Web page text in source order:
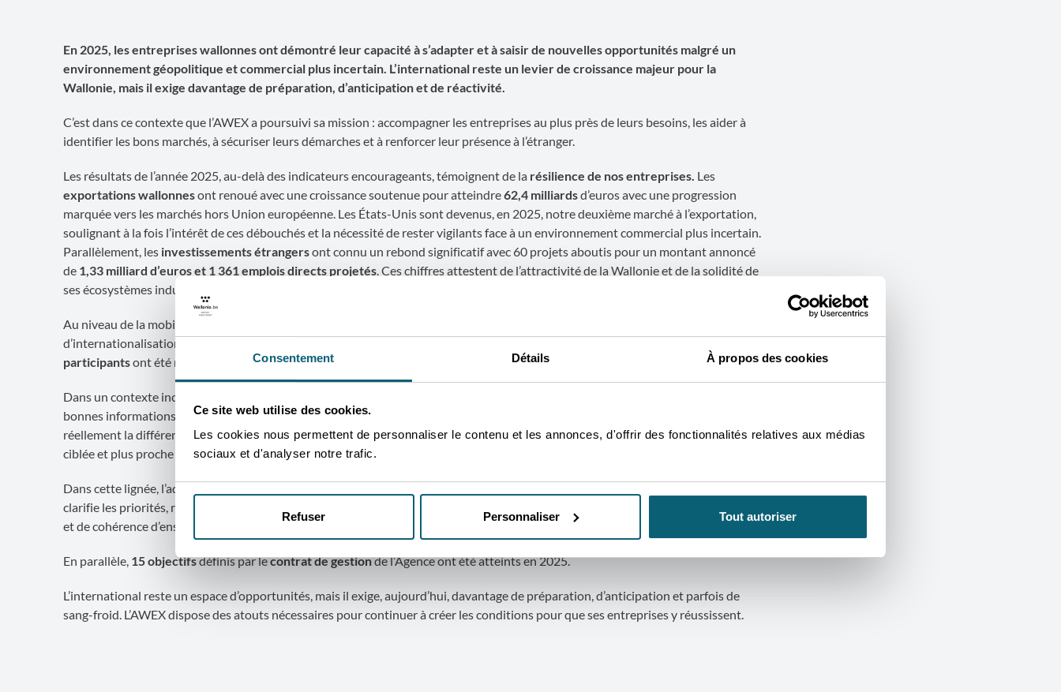
Consentement Détails À propos des cookies
Ce site web utilise des cookies.
Les cookies nous permettent de personnaliser le contenu et les annonces, d'offrir des fonctionnalités relatives aux médias
sociaux et d'analyser notre trafic.
Refuser Personnaliser Tout autoriser
En 2025, les entreprises wallonnes ont démontré leur capacité à s’adapter et à saisir de nouvelles opportunités malgré un
environnement géopolitique et commercial plus incertain. L’international reste un levier de croissance majeur pour la
Wallonie, mais il exige davantage de préparation, d’anticipation et de réactivité.
C’est dans ce contexte que l’AWEX a poursuivi sa mission : accompagner les entreprises au plus près de leurs besoins, les aider à
identifier les bons marchés, à sécuriser leurs démarches et à renforcer leur présence à l’étranger.
Les résultats de l’année 2025, au-delà des indicateurs encourageants, témoignent de la résilience de nos entreprises. Les
exportations wallonnesont renoué avec une croissance soutenue pour atteindre62,4 milliardsd’euros avec une progression
marquée vers les marchés hors Union européenne. Les États-Unis sont devenus, en 2025, notre deuxième marché à l’exportation,
soulignant à la fois l’intérêt de ces débouchés et la nécessité de rester vigilants face à un environnement commercial plus incertain.
Parallèlement, les investissements étrangersont connu un rebond significatif avec 60 projets aboutis pour un montant annoncé
de 1,33 milliard d’euros et 1 361 emplois directs projetés . Ces chiffres attestent de l’attractivité de la Wallonie et de la solidité de
ses écosystèmes industriels et technologiques.
Au niveau de la mobilisation des talents, le
d’internationalisation des entreprises wallonnes, ainsi que de vecteur d’insertion professionnelle durable. Au total,
participantsont été mobilisés, dont 1 285 stagiaires EXPLORT et 21 talents EXPLORT+.
Dans un contexte incertain, le rôle de l’AWEX est de rester utile, concrètement : être au bon endroit, au bon moment, avec les
bonnes informations. Simplifier ce qui peut l’être, éclairer les choix, faciliter les démarches et concentrer les moyens là où ils font
réellement la différence. C’est dans cet esprit que l’AWEX a poursuivi l’évolution de son action en 2025, avec une approche plus
ciblée et plus proche du terrain.
Dans cette lignée, l’adoption de la
clarifie les priorités, renforce les outils de pilotage et d’évaluation et ancre, davantage, l’action de l’Agence dans une logique d’impact
et de cohérence d’ensemble.
En parallèle, 15 objectifsdéfinis par lecontrat de gestionde l’Agence ont été atteints en 2025.
L’international reste un espace d’opportunités, mais il exige, aujourd’hui, davantage de préparation, d’anticipation et parfois de
sang-froid. L’AWEX dispose des atouts nécessaires pour continuer à créer les conditions pour que ses entreprises y réussissent.